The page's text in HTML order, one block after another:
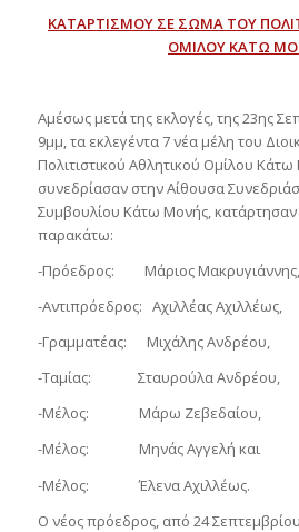
ΚΑΤΑΡΤΙΣΜΟΥ ΣΕ ΣΩΜΑ ΤΟΥ
ΟΜΙΛΟΥ ΚΑΤΩ
Αμέσως μετά της εκλογές, της 23ης
9μμ, τα εκλεγέντα 7 νέα μέλη του
Πολιτιστικού Αθλητικού Ομίλου
συνεδρίασαν στην Αίθουσα
Συμβουλίου Κάτω Μονής,
παρακάτω:
-Πρόεδρος: Μάριος Μακρυγιάννης,
-Αντιπρόεδρος: Αχιλλέας Αχιλλέως,
-Γραμματέας: Μιχάλης Ανδρέου,
-Ταμίας: Σταυρούλα Ανδρέου,
-Μέλος: Μάρω Ζεβεδαίου,
-Μέλος: Μηνάς Αγγελή και
-Μέλος: Έλενα Αχιλλέως.
Ο νέος πρόεδρος, από 24